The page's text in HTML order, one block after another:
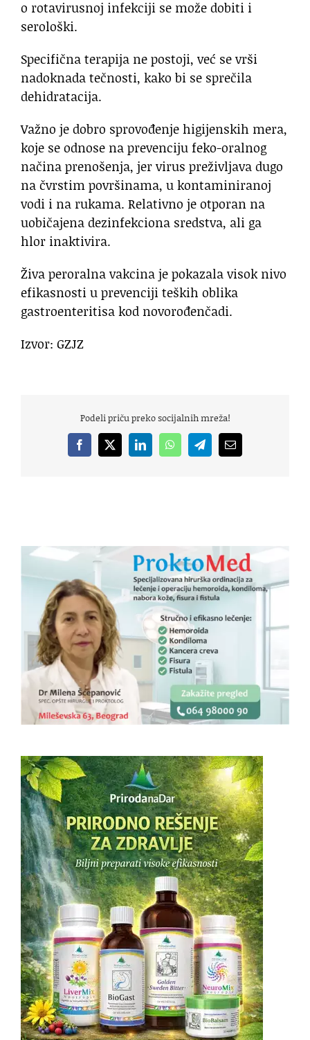
o rotavirusnoj infekciji se može dobiti i
serološki.
Specifična terapija ne postoji, već se vrši
nadoknada tečnosti, kako bi se sprečila
dehidratacija.
Važno je dobro sprovođenje higijenskih mera,
koje se odnose na prevenciju feko-oralnog
načina prenošenja, jer virus preživljava dugo
na čvrstim površinama, u kontaminiranoj
vodi i na rukama. Relativno je otporan na
uobičajena dezinfekciona sredstva, ali ga
hlor inaktivira.
Živa peroralna vakcina je pokazala visok nivo
efikasnosti u prevenciji teških oblika
gastroenteritisa kod novorođenčadi.
Izvor: GZJZ
Podeli priču preko socijalnih mreža!
Facebook
X LinkedInWhatsAppTelegramEmail